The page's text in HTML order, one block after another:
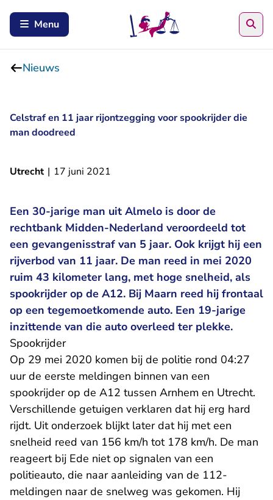
Menu
Nieuws
Celstraf en 11 jaar rijontzegging voor spookrijder die
man doodreed
Utrecht | 17 juni 2021
Een 30-jarige man uit Almelo is door de
rechtbank Midden-Nederland veroordeeld tot
een gevangenisstraf van 5 jaar. Ook krijgt hij een
rijverbod van 11 jaar. De man reed in mei 2020
ruim 43 kilometer lang, met hoge snelheid, als
spookrijder op de A12. Bij Maarn reed hij frontaal
op een tegemoetkomende auto. Een 19-jarige
inzittende van die auto overleed ter plekke.
Spookrijder
Op 29 mei 2020 komen bij de politie rond 04:27
uur de eerste meldingen binnen van een
spookrijder op de A12 tussen Arnhem en Utrecht.
Verschillende getuigen verklaren dat hij erg hard
rijdt. Uit onderzoek blijkt later dat hij met een
snelheid reed van 156 km/h tot 178 km/h. De man
reageert bij Ede niet op signalen van een
politieauto, die naar aanleiding van de 112-
meldingen naar de snelweg was gekomen. Hij